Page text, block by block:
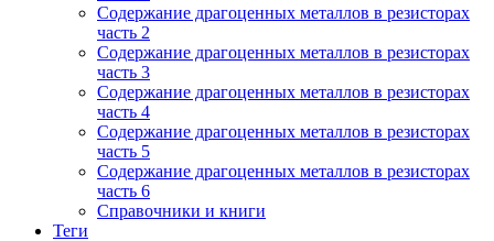
Содержание драгоценных металлов в резисторах
часть 2
Содержание драгоценных металлов в резисторах
часть 3
Содержание драгоценных металлов в резисторах
часть 4
Содержание драгоценных металлов в резисторах
часть 5
Содержание драгоценных металлов в резисторах
часть 6
Справочники и книги
Теги